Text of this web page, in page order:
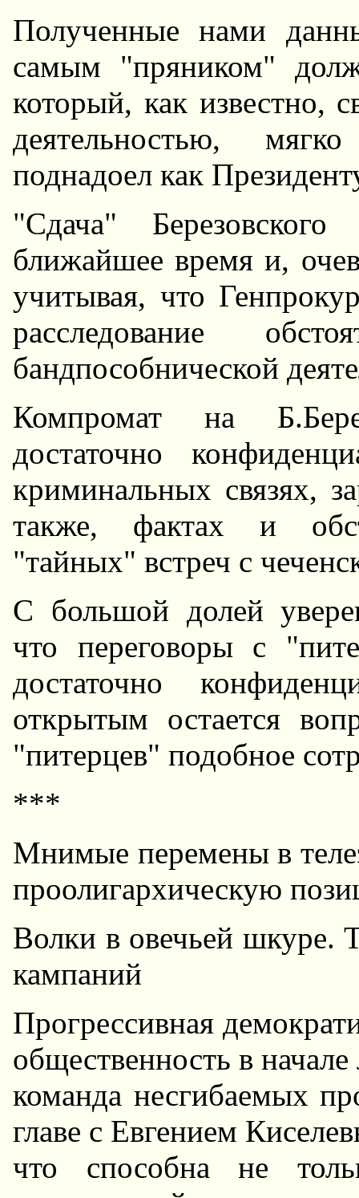
Полученные нами
самым "пряником"
который, как известно,
деятельностью,
поднадоел как
"Сдача"
ближайшее время и,
учитывая, что
расследование
бандпособнической
Компромат на
достаточно
криминальных связях,
также, фактах и
"тайных" встреч с
С большой долей
что переговоры с
достаточно
открытым остается
"питерцев" подобное
***
Мнимые перемены в
проолигархическую
Волки в овечьей шкуре.
кампаний
Прогрессивная
общественность в
команда несгибаемых
главе с Евгением
что способна не